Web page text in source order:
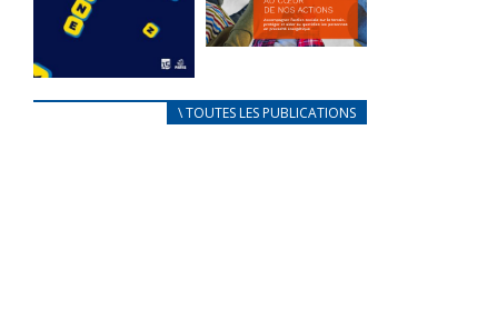
au coeur de
nos actions
\ TOUTES LES PUBLICATIONS